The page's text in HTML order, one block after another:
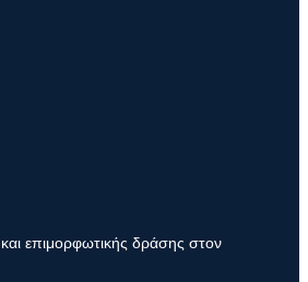
επιμορφωτικής δράσης στον